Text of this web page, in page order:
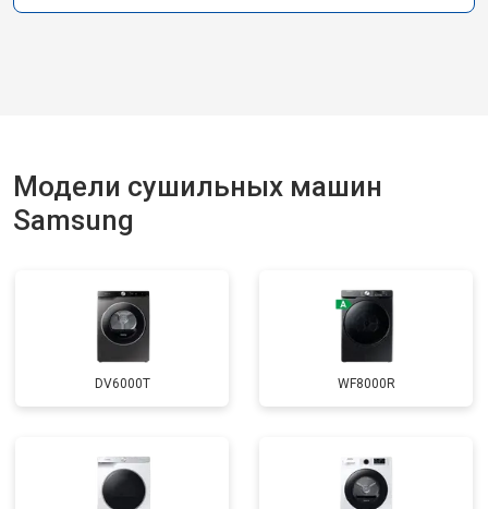
Модели сушильных машин
Samsung
DV6000T WF8000R